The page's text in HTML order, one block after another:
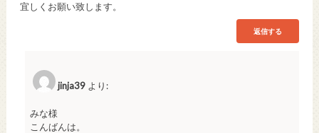
宜しくお願い致します。
返信する
jinja39 より:
みな様
こんばんは。